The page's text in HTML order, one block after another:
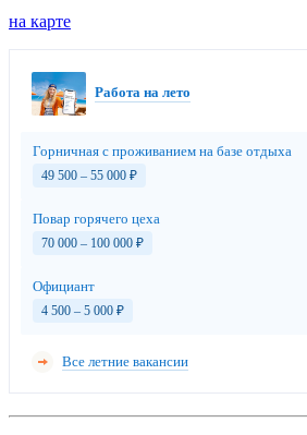
на карте
Работа на лето
Горничная с проживанием на базе отдыха
49 500 – 55 000 ₽
Повар горячего цеха
70 000 – 100 000 ₽
Официант
4 500 – 5 000 ₽
Все летние вакансии